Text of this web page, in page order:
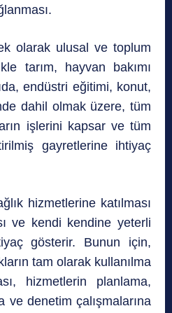
olarak ulusal ve toplum
tarım, hayvan bakımı
endüstri eğitimi, konut,
dahil olmak üzere, tüm
işlerini kapsar ve tüm
gayretlerine ihtiyaç
hizmetlerine katılması
ve kendi kendine yeterli
gösterir. Bunun için,
tam olarak kullanılma
hizmetlerin planlama,
ve denetim çalışmalarına